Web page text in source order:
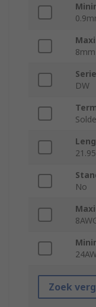
DW
No
Zoek